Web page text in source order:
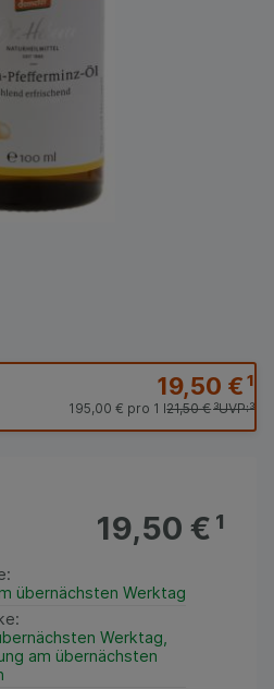
19,50 €¹
UVP:³
21,50 €³
195,00 € pro 1 l
19,50 €¹
:
übernächsten Werktag
:
Werktag,
am übernächsten